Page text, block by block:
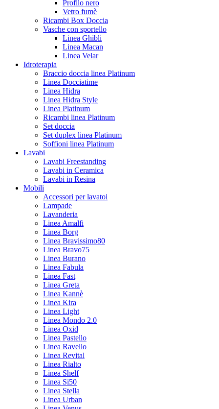
Profilo nero
Vetro fumè
Ricambi Box Doccia
Vasche con sportello
Linea Ghibli
Linea Macan
Linea Velar
Idroterapia
Braccio doccia linea Platinum
Linea Docciatime
Linea Hidra
Linea Hidra Style
Linea Platinum
Ricambi linea Platinum
Set doccia
Set duplex linea Platinum
Soffioni linea Platinum
Lavabi
Lavabi Freestanding
Lavabi in Ceramica
Lavabi in Resina
Mobili
Accessori per lavatoi
Lampade
Lavanderia
Linea Amalfi
Linea Borg
Linea Bravissimo80
Linea Bravo75
Linea Burano
Linea Fabula
Linea Fast
Linea Greta
Linea Kannè
Linea Kira
Linea Light
Linea Mondo 2.0
Linea Oxid
Linea Pastello
Linea Ravello
Linea Revital
Linea Rialto
Linea Shelf
Linea Si50
Linea Stella
Linea Urban